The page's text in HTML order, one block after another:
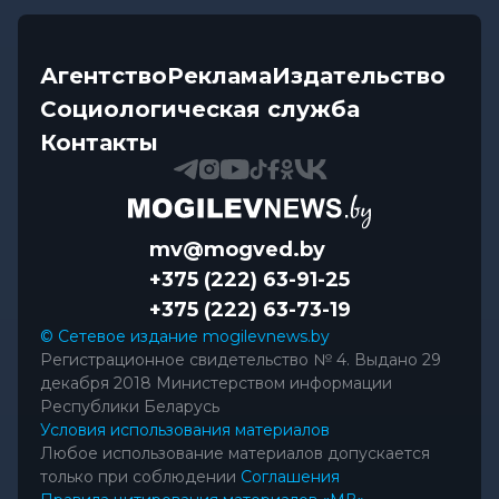
АгентствоРекламаИздательство
Социологическая служба
Контакты
mv@mogved.by
+375 (222) 63-91-25
+375 (222) 63-73-19
© Сетевое издание mogilevnews.by
Регистрационное свидетельство № 4. Выдано 29
декабря 2018 Министерством информации
Республики Беларусь
Условия использования материалов
Любое использование материалов допускается
только при соблюдении Соглашения